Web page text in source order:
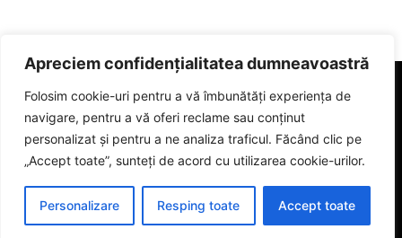
Apreciem confidențialitatea dumneavoastră
Folosim cookie-uri pentru a vă îmbunătăți experiența de
navigare, pentru a vă oferi reclame sau conținut
personalizat și pentru a ne analiza traficul. Făcând clic pe
„Accept toate”, sunteți de acord cu utilizarea cookie-urilor.
Personalizare Resping toate Accept toate
© 2023 eGorj.ro. Toate drepturile sunt rezervate.